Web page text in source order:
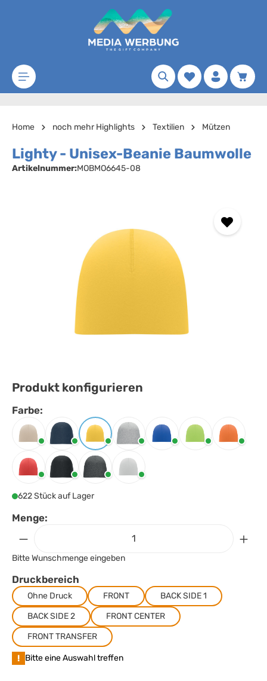
Zum Hauptinhalt springen
Merkzettel
Home noch mehr Highlights Textilien Mützen
Lighty - Unisex-Beanie Baumwolle
Artikelnummer:MOBMO6645-08
Produkt konfigurieren
Farbe:
Farbe auswählen
Beige Blau Gelb Grau KönigsblauLimette Orange
Rot Schwarz SteingrauWeiss
622 Stück auf Lager
Menge:
Bitte Wunschmenge eingeben
Druckbereich
Ohne Druck FRONT
BACK SIDE 1
BACK SIDE 2
FRONT CENTER
FRONT TRANSFER
! Bitte eine Auswahl treffen